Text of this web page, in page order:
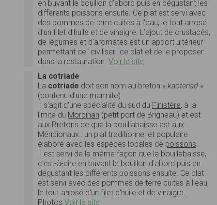
en buvant le bouillon d'abord puis en dégustant les
différents poissons ensuite. Ce plat est servi avec
des pommes de terre cuites à l'eau, le tout arrosé
d'un filet d'huile et de vinaigre. L'ajout de crustacés,
de légumes et d'aromates est un apport ultérieur
permettant de "civiliser" ce plat et de le proposer
dans la restauration. Voir le site
La cotriade
La cotriade doit son nom au breton « kaoteriad »
(contenu d'une marmite).
Il s'agit d'une spécialité du sud du Finistère, à la
limite du Morbihan (petit port de Brigneau) et est
aux Bretons ce que la bouillabaisse est aux
Méridionaux : un plat traditionnel et populaire
élaboré avec les espèces locales de poissons.
Il est servi de la même façon que la bouillabaisse,
c'est-à-dire en buvant le bouillon d'abord puis en
dégustant les différents poissons ensuite. Ce plat
est servi avec des pommes de terre cuites à l'eau,
le tout arrosé d'un filet d'huile et de vinaigre…
Photos Voir le site